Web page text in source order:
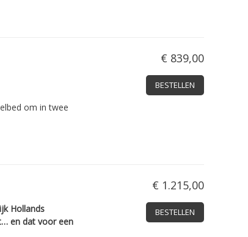
€ 839,00
BESTELLEN
om in twee
€ 1.215,00
BESTELLEN
­Hollands
en dat voor een